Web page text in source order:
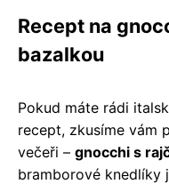
Recept na
bazalkou
Pokud máte rádi
recept, zkusíme vám
večeři – gnocchi s
bramborové knedlíky